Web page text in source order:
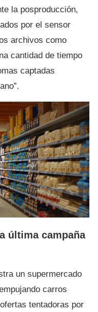
la posproducción,
por el sensor
archivos como
cantidad de tiempo
captadas
última campaña
un supermercado
carros
tentadoras por